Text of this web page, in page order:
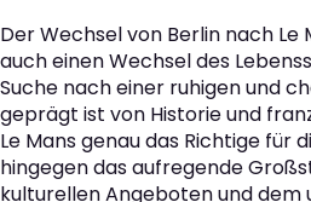
Der Wechsel von Berlin nach
auch einen Wechsel des
Suche nach einer ruhigen und
geprägt ist von Historie und
Le Mans genau das Richtige für
hingegen das aufregende
kulturellen Angeboten und dem